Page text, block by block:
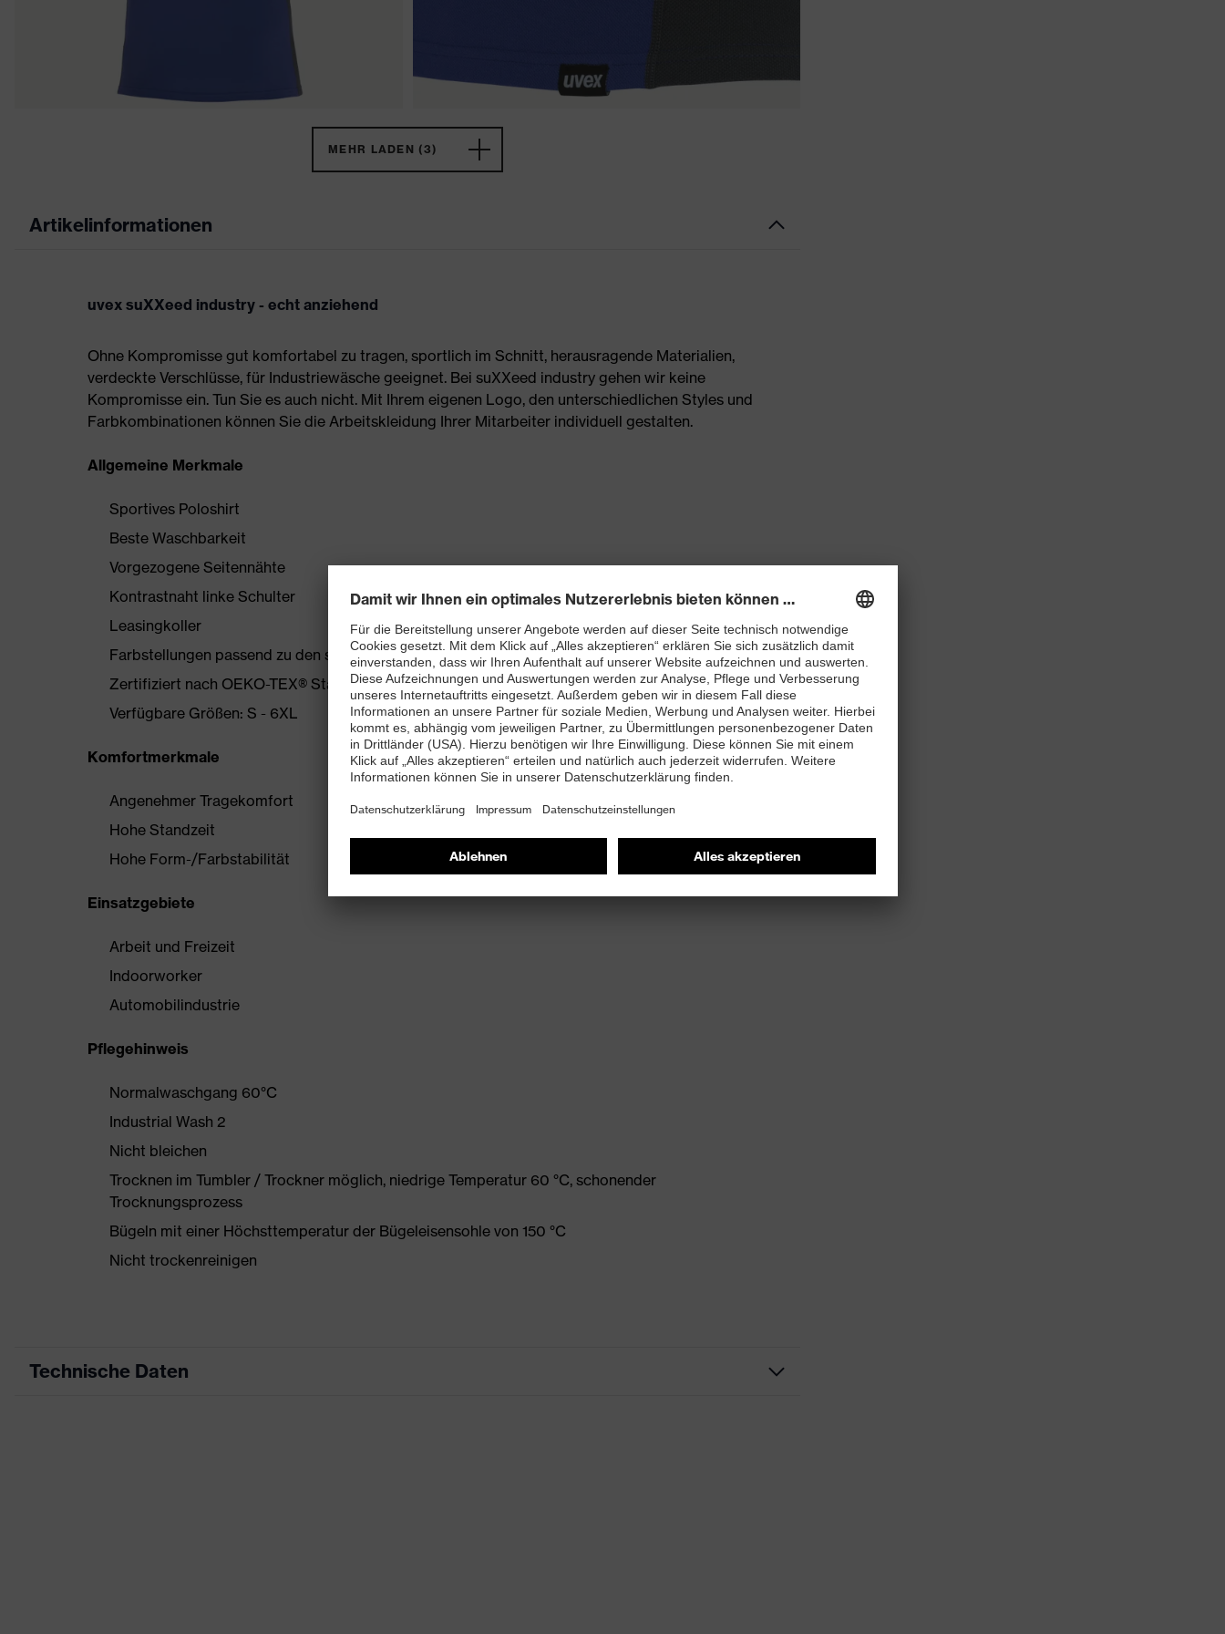
MEHR LADEN (3)
Artikelinformationen
uvex suXXeed industry - echt anziehend
Ohne Kompromisse gut komfortabel zu tragen, sportlich im Schnitt, herausragende Materialien,
verdeckte Verschlüsse, für Industriewäsche geeignet. Bei suXXeed industry gehen wir keine
Kompromisse ein. Tun Sie es auch nicht. Mit Ihrem eigenen Logo, den unterschiedlichen Styles und
Farbkombinationen können Sie die Arbeitskleidung Ihrer Mitarbeiter individuell gestalten.
Allgemeine Merkmale
Sportives Poloshirt
Beste Waschbarkeit
Vorgezogene Seitennähte
Kontrastnaht linke Schulter
Leasingkoller
Farbstellungen passend zu den suXXeed-Kollektionen
Zertifiziert nach OEKO-TEX® Standard 100
Verfügbare Größen: S - 6XL
Komfortmerkmale
Angenehmer Tragekomfort
Hohe Standzeit
Hohe Form-/Farbstabilität
Einsatzgebiete
Arbeit und Freizeit
Indoorworker
Automobilindustrie
Pflegehinweis
Normalwaschgang 60°C
Industrial Wash 2
Nicht bleichen
Trocknen im Tumbler / Trockner möglich, niedrige Temperatur 60 °C, schonender
Trocknungsprozess
Bügeln mit einer Höchsttemperatur der Bügeleisensohle von 150 °C
Nicht trockenreinigen
Technische Daten